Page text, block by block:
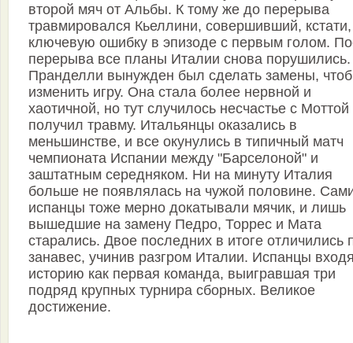
второй мяч от Альбы. К тому же до перерыва
травмировался Кьеллини, совершивший, кстати,
ключевую ошибку в эпизоде с первым голом.
перерыва все планы Италии снова порушились.
Пранделли вынужден был сделать замены,
изменить игру. Она стала более нервной и
хаотичной, но тут случилось несчастье с
получил травму. Итальянцы оказались в
меньшинстве, и все окунулись в типичный матч
чемпионата Испании между "Барселоной" и
заштатным середняком. Ни на минуту Италия
больше не появлялась на чужой половине.
испанцы тоже мерно докатывали мячик, и лишь
вышедшие на замену Педро, Торрес и Мата
старались. Двое последних в итоге отличились
занавес, учинив разгром Италии. Испанцы
историю как первая команда, выигравшая три
подряд крупных турнира сборных. Великое
достижение.